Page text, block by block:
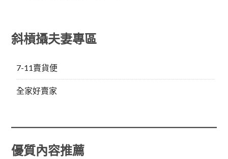
斜槓攝夫妻專區
7-11賣貨便
全家好賣家
優質內容推薦